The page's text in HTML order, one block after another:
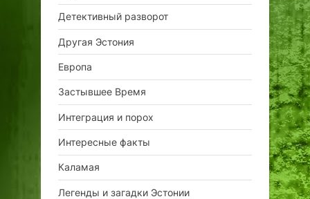
Детективный разворот
Другая Эстония
Европа
Застывшее Время
Интеграция и порох
Интересные факты
Каламая
Легенды и загадки Эстонии